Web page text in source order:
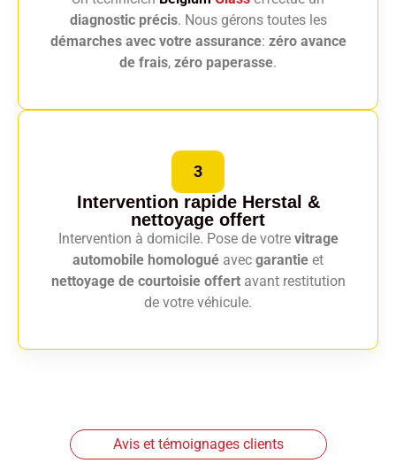
diagnostic précis. Nous gérons toutes les
démarches avec votre assurance: zéro avance
de frais, zéro paperasse.
3
Intervention rapide Herstal &
nettoyage offert
Intervention à domicile. Pose de votre vitrage
automobile homologué avec garantie et
nettoyage de courtoisie offertavant restitution
de votre véhicule.
Avis et témoignages clients